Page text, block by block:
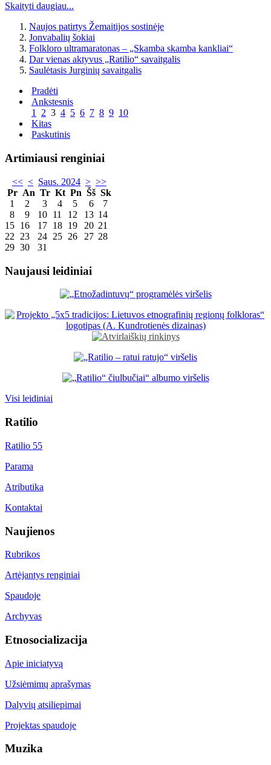
Skaityti daugiau...
Naujos patirtys Žemaitijos sostinėje
Jonvabalių šokiai
Folkloro ultramaratonas – „Skamba skamba kankliai“
Dar vienas aktyvus „Ratilio“ savaitgalis
Saulėtasis Jurginių savaitgalis
Pradėti
Ankstesnis
1 2 3 4 5 6 7 8 9 10
Kitas
Paskutinis
Artimiausi renginiai
<< < Saus. 2024 > >>
Pr An Tr Kt Pn Šš Sk
1
2 3 4 5 6
7
8
9 10 11 12 13 14
15 16 17 18 19 20 21
22
23 24 25 26 27 28
29 30 31
Naujausi leidiniai
Visi leidiniai
Ratilio
Ratilio 55
Parama
Atributika
Kontaktai
Naujienos
Rubrikos
Artėjantys renginiai
Spaudoje
Archyvas
Etnosocializacija
Apie iniciatyvą
Užsiėmimų aprašymas
Dalyvių atsiliepimai
Projektas spaudoje
Muzika